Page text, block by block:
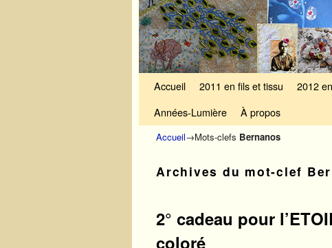
Accueil 2011 en fils et tissu 2012
Années-Lumière
À propos
Accueil→Mots-clefs Bernanos
Archives du mot-clef
2° cadeau pour
coloré